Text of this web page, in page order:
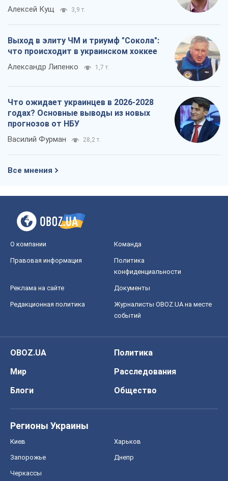
Алексей Кущ 3,9 т.
Выход в элиту ЧМ и триумф "Сокола":
что происходит в украинском хоккее
Александр Липенко 1,7 т.
Что ожидает украинцев в 2026-2028
годах? Основные выводы из новых
прогнозов от НБУ
Василий Фурман 28,2 т.
Все мнения
О компании Команда
Правовая информация
Политика
конфиденциальности
Реклама на сайте Документы
Редакционная политика
Журналисты OBOZ.UA на месте
событий
OBOZ.UA
Политика
Мир
Расследования
Блоги
Общество
Регионы Украины
Киев Харьков
Запорожье Днепр
Черкассы